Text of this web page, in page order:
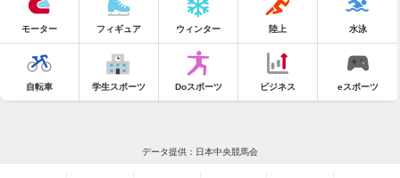
モーター フィギュア ウィンター 陸上 水泳
自転車 学生スポーツ Doスポーツ ビジネス eスポーツ
データ提供：日本中央競馬会